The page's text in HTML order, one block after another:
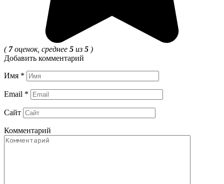
( 7оценок, среднее 5 из 5 )
Добавить комментарий
Имя *
Email *
Сайт
Комментарий